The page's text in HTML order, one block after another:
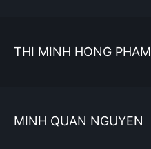
THI MINH HONG PHAM
MINH QUAN NGUYEN